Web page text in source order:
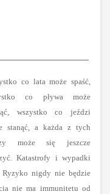
co lata może spaść,
co pływa może
wszystko co jeździ
stanąć, a każda z tych
może się jeszcze
Katastrofy i wypadki
Ryzyko nigdy nie będzie
nie ma immunitetu od